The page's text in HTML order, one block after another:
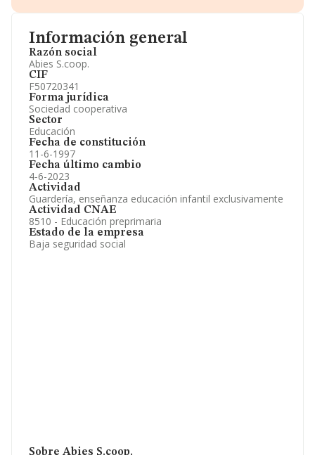
Información general
Razón social
Abies S.coop.
CIF
F50720341
Forma jurídica
Sociedad cooperativa
Sector
Educación
Fecha de constitución
11-6-1997
Fecha último cambio
4-6-2023
Actividad
Guardería, enseñanza educación infantil exclusivamente
Actividad CNAE
8510 - Educación preprimaria
Estado de la empresa
Baja seguridad social
Sobre Abies S.coop.
Información oficial y registral complementaria.